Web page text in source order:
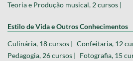
Teoria e Produção musical, 2 cursos |
Estilo de Vida e Outros Conhecimentos
Culinária, 18 cursos | Confeitaria, 12
Pedagogia, 26 cursos | Fotografia, 15